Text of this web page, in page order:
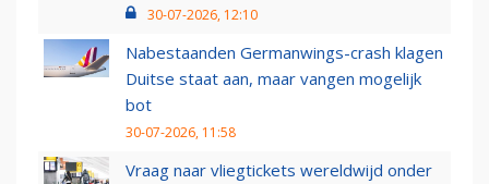
30-07-2026, 12:10
Nabestaanden Germanwings-crash klagen
Duitse staat aan, maar vangen mogelijk
bot
30-07-2026, 11:58
Vraag naar vliegtickets wereldwijd onder